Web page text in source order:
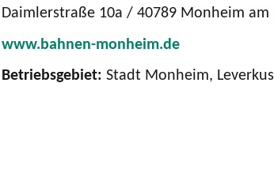
Daimlerstraße 10a / 40789 Monheim am
www.bahnen-monheim.de
Betriebsgebiet: Stadt Monheim,